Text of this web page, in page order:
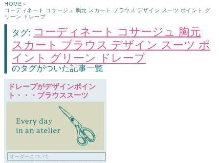
HOME ＞
コーディネート コサージュ 胸元 スカート ブラウス デザイン スーツ ポイント グ
リーン ドレープ
タグ: コーディネート コサージュ 胸元
スカート ブラウス デザイン スーツ ポ
イント グリーン ドレープ
のタグがついた記事一覧
ドレープがデザインポイン
ト・・・ブラウススーツ
オーダーについて